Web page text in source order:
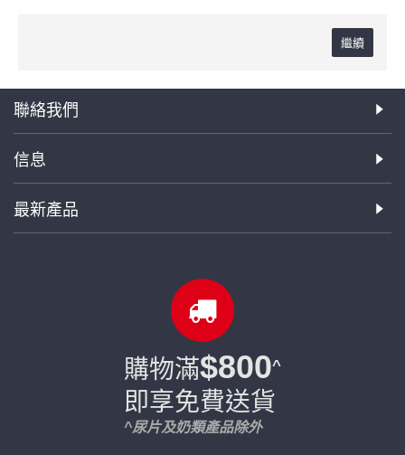
繼續
聯絡我們
信息
最新產品
購物滿$800^
即享免費送貨
^尿片及奶類產品除外